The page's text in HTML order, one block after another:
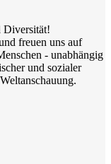
Diversität!
freuen uns auf
- unabhängig
und sozialer